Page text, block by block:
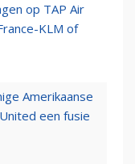
op TAP Air
KLM of
Amerikaanse
een fusie